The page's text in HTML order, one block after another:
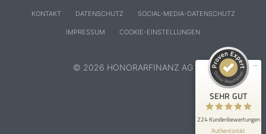
KONTAKT DATENSCHUTZ SOCIAL-MEDIA-DATENSCHUTZ
IMPRESSUM COOKIE-EINSTELLUNGEN
© 2026 HONORARFINANZ AG
SEHR GUT
224 Kundenbewertungen
Authentizität